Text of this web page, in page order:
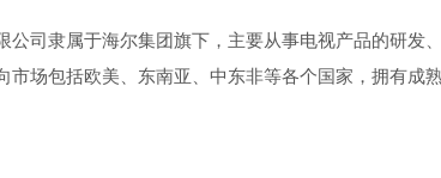
公司隶属于海尔集团旗下，主要从事电视产品的研
市场包括欧美、东南亚、中东非等各个国家，拥有成